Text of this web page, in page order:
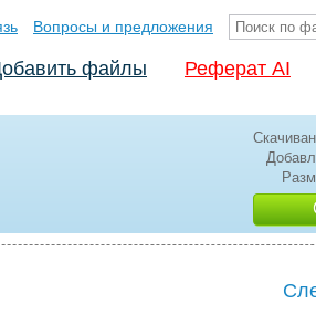
Вопросы и предложения
файлы Реферат AI